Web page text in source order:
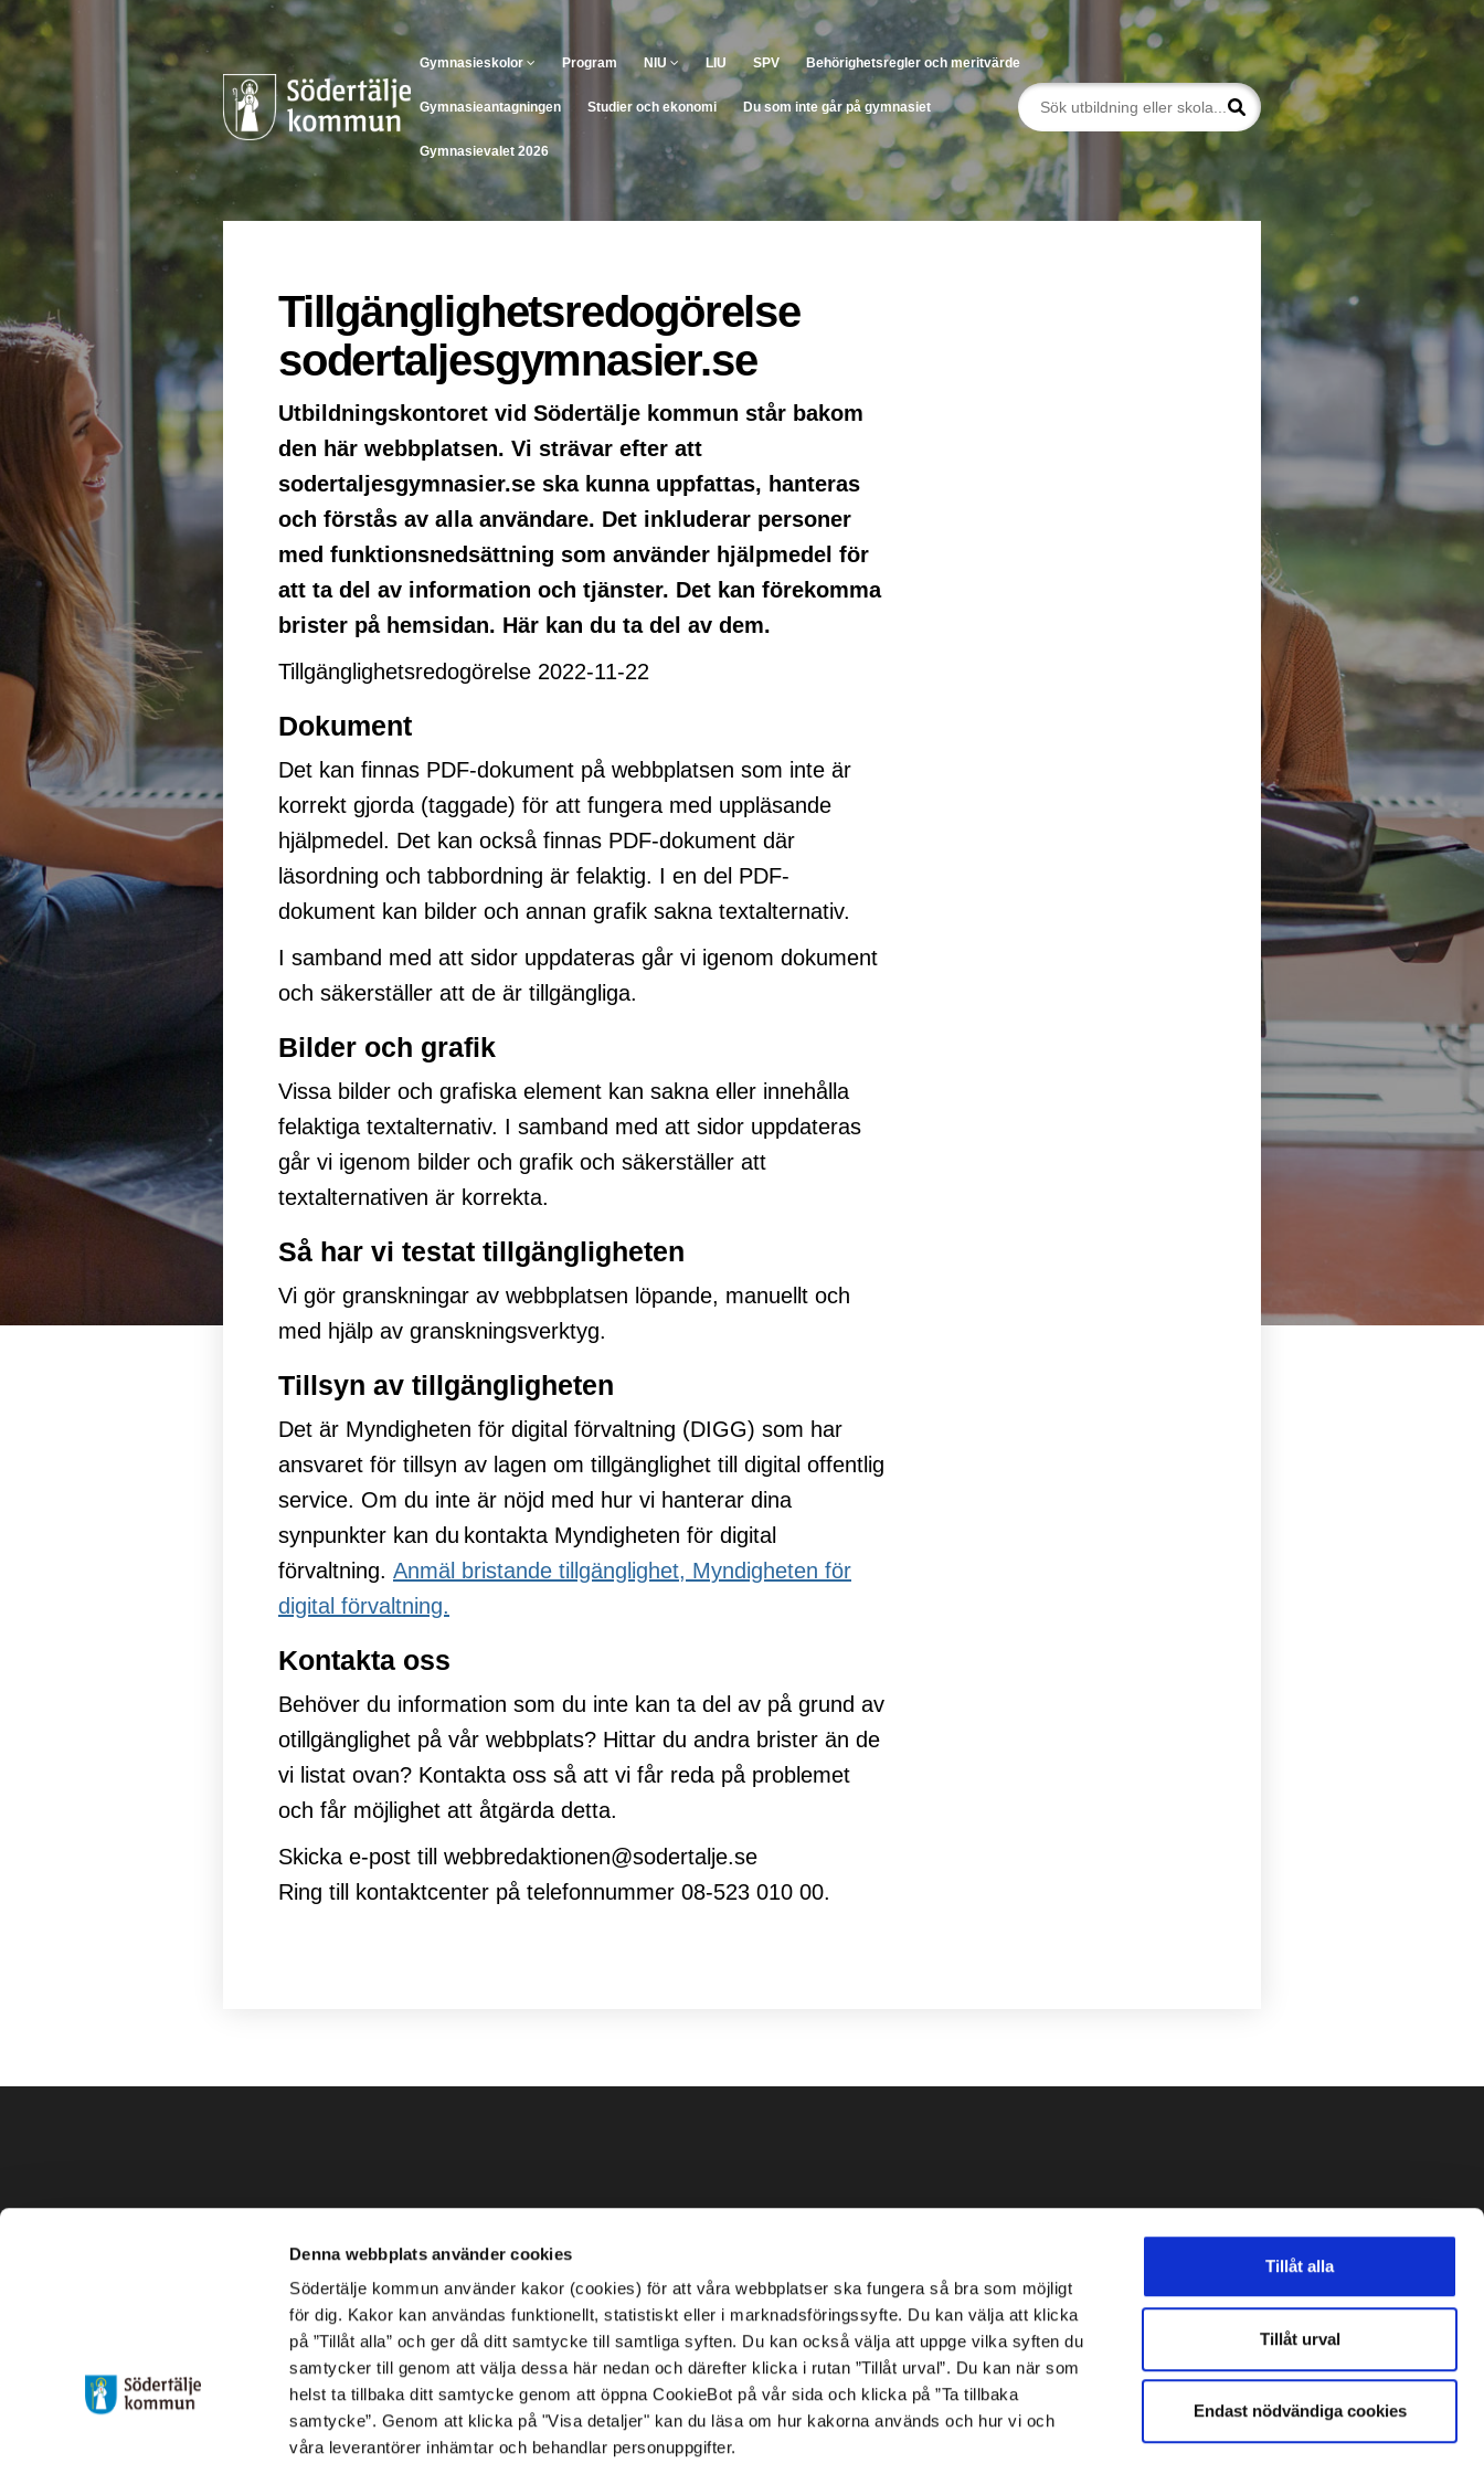
Denna webbplats använder cookies
Södertälje kommun använder kakor (cookies) för att våra webbplatser ska fungera så bra som möjligt
för dig. Kakor kan användas funktionellt, statistiskt eller i marknadsföringssyfte. Du kan välja att klicka
på ”Tillåt alla” och ger då ditt samtycke till samtliga syften. Du kan också välja att uppge vilka syften du
samtycker till genom att välja dessa här nedan och därefter klicka i rutan ”Tillåt urval”. Du kan när som
helst ta tillbaka ditt samtycke genom att öppna CookieBot på vår sida och klicka på ”Ta tillbaka
samtycke”. Genom att klicka på "Visa detaljer" kan du läsa om hur kakorna används och hur vi och
våra leverantörer inhämtar och behandlar personuppgifter.
Tillåt alla
Tillåt urval
Endast nödvändiga cookies
Gymnasieskolor Program NIU LIU SPV Behörighetsregler och meritvärde
Gymnasieantagningen Studier och ekonomi Du som inte går på gymnasiet
Gymnasievalet 2026
Tillgänglighetsredogörelse
sodertaljesgymnasier.se
Utbildningskontoret vid Södertälje kommun står bakom
den här webbplatsen. Vi strävar efter att
sodertaljesgymnasier.se ska kunna uppfattas, hanteras
och förstås av alla användare. Det inkluderar personer
med funktionsnedsättning som använder hjälpmedel för
att ta del av information och tjänster. Det kan förekomma
brister på hemsidan. Här kan du ta del av dem.
Tillgänglighetsredogörelse 2022-11-22
Dokument
Det kan finnas PDF-dokument på webbplatsen som inte är
korrekt gjorda (taggade) för att fungera med uppläsande
hjälpmedel. Det kan också finnas PDF-dokument där
läsordning och tabbordning är felaktig. I en del PDF-
dokument kan bilder och annan grafik sakna textalternativ.
I samband med att sidor uppdateras går vi igenom dokument
och säkerställer att de är tillgängliga.
Bilder och grafik
Vissa bilder och grafiska element kan sakna eller innehålla
felaktiga textalternativ. I samband med att sidor uppdateras
går vi igenom bilder och grafik och säkerställer att
textalternativen är korrekta.
Så har vi testat tillgängligheten
Vi gör granskningar av webbplatsen löpande, manuellt och
med hjälp av granskningsverktyg.
Tillsyn av tillgängligheten
Det är Myndigheten för digital förvaltning (DIGG) som har
ansvaret för tillsyn av lagen om tillgänglighet till digital offentlig
service. Om du inte är nöjd med hur vi hanterar dina
synpunkter kan du kontakta Myndigheten för digital
förvaltning. Anmäl bristande tillgänglighet, Myndigheten för
digital förvaltning.
nytt
fönster
Kontakta oss
Behöver du information som du inte kan ta del av på grund av
otillgänglighet på vår webbplats? Hittar du andra brister än de
vi listat ovan? Kontakta oss så att vi får reda på problemet
och får möjlighet att åtgärda detta.
Skicka e-post till webbredaktionen@sodertalje.se
Ring till kontaktcenter på telefonnummer 08-523 010 00.
Kontakta kommunen
08–523 010 00
kontaktcenter@sodertalje.se
Org.nr. 212000–0159
Om webbplatsen
TIllgänglighetsredogörelse